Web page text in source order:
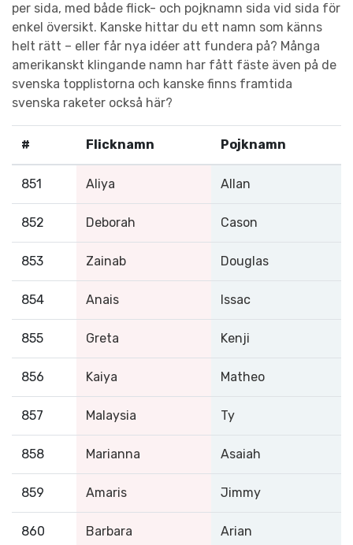
per sida, med både flick- och pojknamn sida vid sida för
enkel översikt. Kanske hittar du ett namn som känns
helt rätt – eller får nya idéer att fundera på? Många
amerikanskt klingande namn har fått fäste även på de
svenska topplistorna och kanske finns framtida
svenska raketer också här?
# Flicknamn Pojknamn
851 Aliya Allan
852 Deborah Cason
853 Zainab Douglas
854 Anais Issac
855 Greta Kenji
856 Kaiya Matheo
857 Malaysia Ty
858 Marianna Asaiah
859 Amaris Jimmy
860 Barbara Arian